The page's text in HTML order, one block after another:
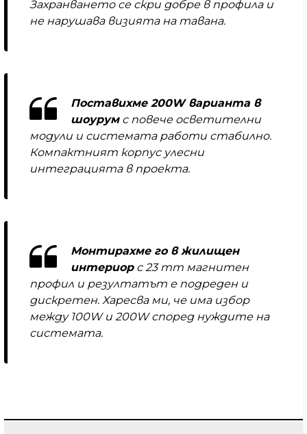
Захранването се скри добре в профила и
не нарушава визията на тавана.
Поставихме 200W варианта в
шоурумс повече осветителни
модули и системата работи стабилно.
Компактният корпус улесни
интеграцията в проекта.
Монтирахме го в жилищен
интериорс 23 mm магнитен
профил и резултатът е подреден и
дискретен. Харесва ми, че има избор
между 100W и 200W според нуждите на
системата.